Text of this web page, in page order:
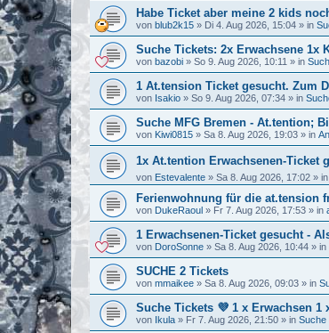
Habe Ticket aber meine 2 kids
von blub2k15 » Di 4. Aug 2026, 15:04 » in
Suche Tickets: 2x Erwachsene 1x
von bazobi » So 9. Aug 2026, 10:11 » in
1 At.tension Ticket gesucht. Zum
von Isakio » So 9. Aug 2026, 07:34 » in
Suche MFG Bremen - At.tention;
von Kiwi0815 » Sa 8. Aug 2026, 19:03 » in
1x At.tention Erwachsenen-Ticket
von Estevalente » Sa 8. Aug 2026, 17:02 » in
Ferienwohnung für die at.tension
von DukeRaoul » Fr 7. Aug 2026, 17:53 » in
1 Erwachsenen-Ticket gesucht -
von DoroSonne » Sa 8. Aug 2026, 10:44 » in
SUCHE 2 Tickets
von mmaikee » Sa 8. Aug 2026, 09:03 » in
Suche Tickets 💜 1 x Erwachsen 1
von Ikula » Fr 7. Aug 2026, 21:50 » in Suche